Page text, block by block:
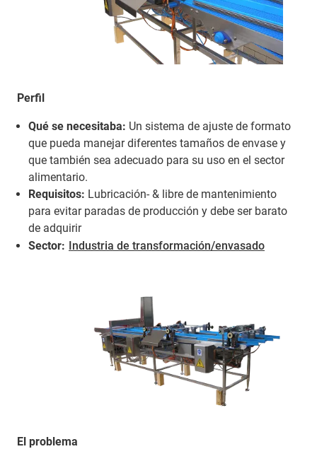
Perfil
Qué se necesitaba: Un sistema de ajuste de formato
que pueda manejar diferentes tamaños de envase y
que también sea adecuado para su uso en el sector
alimentario.
Requisitos: Lubricación- & libre de mantenimiento
para evitar paradas de producción y debe ser barato
de adquirir
Sector: Industria de transformación/envasado
El problema